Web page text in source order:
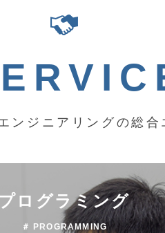
ンジニアリングの総合
プログラミング
＃ PROGRAMMING